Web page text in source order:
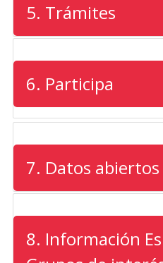
5. Trámites
6. Participa
7. Datos abiertos
8. Información